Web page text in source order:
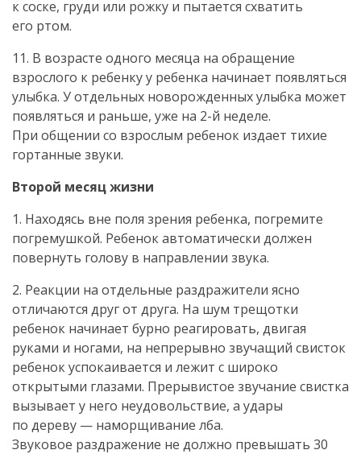
к соске, груди или рожку и пытается схватить
его ртом.
11. В возрасте одного месяца на обращение
взрослого к ребенку у ребенка начинает появляться
улыбка. У отдельных новорожденных улыбка может
появляться и раньше, уже на 2-й неделе.
При общении со взрослым ребенок издает тихие
гортанные звуки.
Второй месяц жизни
1. Находясь вне поля зрения ребенка, погремите
погремушкой. Ребенок автоматически должен
повернуть голову в направлении звука.
2. Реакции на отдельные раздражители ясно
отличаются друг от друга. На шум трещотки
ребенок начинает бурно реагировать, двигая
руками и ногами, на непрерывно звучащий свисток
ребенок успокаивается и лежит с широко
открытыми глазами. Прерывистое звучание свистка
вызывает у него неудовольствие, а удары
по дереву — наморщивание лба.
Звуковое раздражение не должно превышать 30